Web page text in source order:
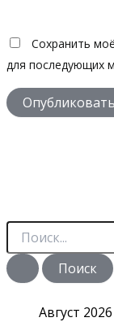
Сохранить
для последующих
П
и
с
Август 2026